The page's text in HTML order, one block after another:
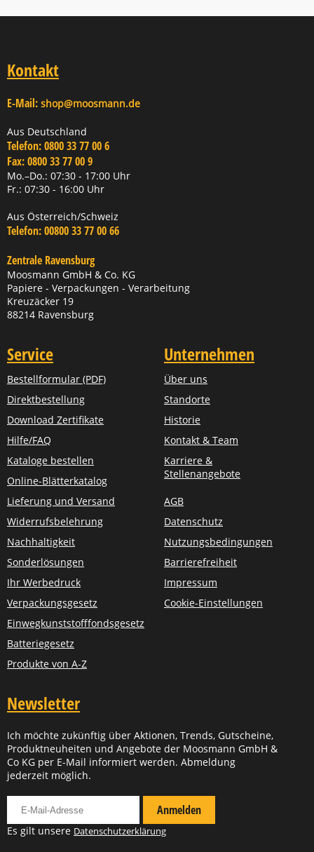
Kontakt
E-Mail: shop@moosmann.de
Aus Deutschland
Telefon:0800 33 77 00 6
Fax:0800 33 77 00 9
Mo.–Do.: 07:30 - 17:00 Uhr
Fr.: 07:30 - 16:00 Uhr
Aus Österreich/Schweiz
Telefon:00800 33 77 00 66
Zentrale Ravensburg
Moosmann GmbH & Co. KG
Papiere - Verpackungen - Verarbeitung
Kreuzäcker 19
88214 Ravensburg
Service
Bestellformular (PDF)
Direktbestellung
Download Zertifikate
Hilfe/FAQ
Kataloge bestellen
Online-Blätterkatalog
Lieferung und Versand
Widerrufsbelehrung
Nachhaltigkeit
Sonderlösungen
Ihr Werbedruck
Verpackungsgesetz
Einwegkunststofffondsgesetz
Batteriegesetz
Produkte von A-Z
Unternehmen
Über uns
Standorte
Historie
Kontakt & Team
Karriere &
Stellenangebote
AGB
Datenschutz
Nutzungsbedingungen
Barrierefreiheit
Impressum
Cookie-Einstellungen
Newsletter
Ich möchte zukünftig über Aktionen, Trends, Gutscheine,
Produktneuheiten und Angebote der Moosmann GmbH &
Co KG per E-Mail informiert werden. Abmeldung
jederzeit möglich.
Anmelden
Es gilt unsere Datenschutzerklärung